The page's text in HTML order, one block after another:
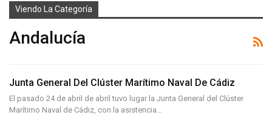
Viendo La Categoría
Andalucía
Junta General Del Clúster Marítimo Naval De Cádiz
El pasado 24 de abril de abril tuvo lugar la Junta General del Clúster
Marítimo Naval de Cádiz, con la asistencia…